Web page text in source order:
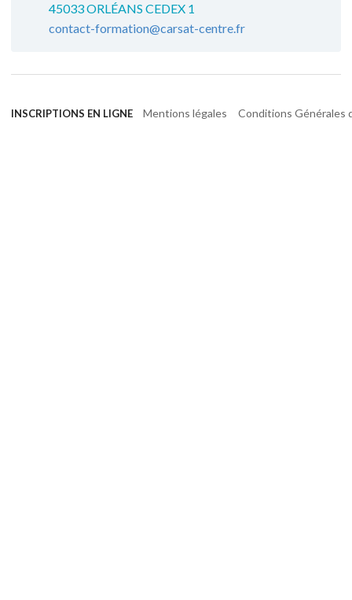
45033 ORLÉANS CEDEX 1
contact-formation@carsat-centre.fr
INSCRIPTIONS EN LIGNE Mentions légales Conditions Générales